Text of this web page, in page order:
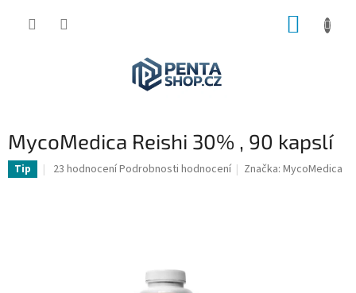
MycoMedica Reishi 30% , 90 kapslí
Tip
Průměrné
23 hodnoceníPodrobnosti hodnocení Značka:MycoMedica